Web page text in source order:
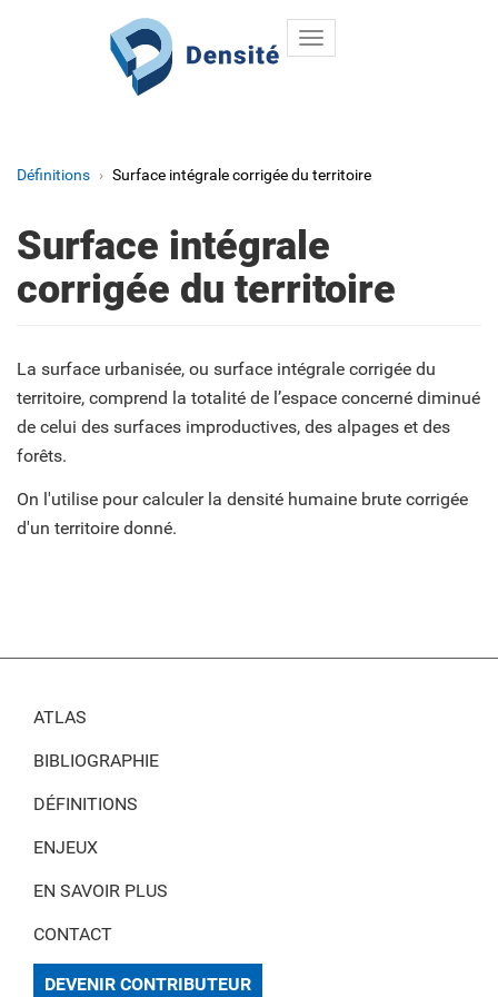
Aller au contenu principal
Toggle
Définitions Surface intégrale corrigée du territoire
Surface intégrale
corrigée du territoire
La surface urbanisée, ou surface intégrale corrigée du
territoire, comprend la totalité de l’espace concerné diminué
de celui des surfaces improductives, des alpages et des
forêts.
On l'utilise pour calculer la densité humaine brute corrigée
d'un territoire donné.
ATLAS
BIBLIOGRAPHIE
DÉFINITIONS
ENJEUX
EN SAVOIR PLUS
CONTACT
DEVENIR CONTRIBUTEUR